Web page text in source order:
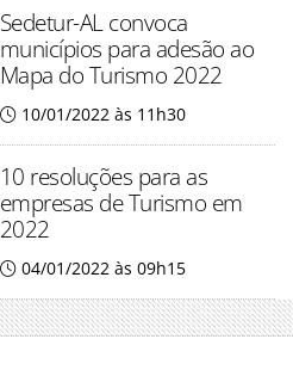
Sedetur-AL convoca
municípios para adesão ao
Mapa do Turismo 2022
10/01/2022 às 11h30
10 resoluções para as
empresas de Turismo em
2022
04/01/2022 às 09h15